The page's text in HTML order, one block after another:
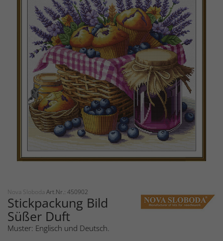
Nova Sloboda Art.Nr.: 450902
Stickpackung Bild
Süßer Duft
Muster: Englisch und Deutsch.